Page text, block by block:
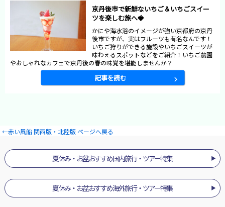
京丹後市で新鮮ないちご＆いちごスイー
ツを楽しむ旅へ🍓
かにや海水浴のイメージが強い京都府の京丹
後市ですが、実はフルーツも有名なんです！
いちご狩りができる施設やいちごスイーツが
味わえるスポットなどをご紹介！いちご農園
やおしゃれなカフェで京丹後の春の味覚を堪能しませんか？
記事を読む
←赤い風船 関西版・北陸版 ページへ戻る
夏休み・お盆おすすめ国内旅行・ツアー特集
夏休み・お盆おすすめ海外旅行・ツアー特集